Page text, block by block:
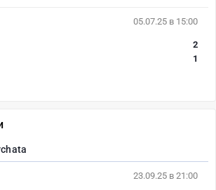
05.07.25 в 15:00
2
1
23.09.25 в 21:00